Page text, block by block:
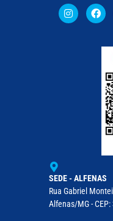
SEDE - ALFENAS
Rua Gabriel
Alfenas/MG -